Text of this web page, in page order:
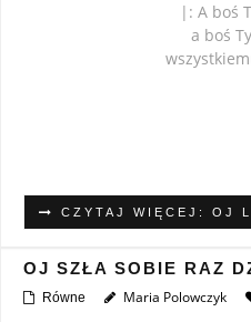
|: A boś
a boś
CZYTAJ WIĘCEJ: OJ
OJ SZŁA SOBIE RAZ
Równe Maria Polowczyk